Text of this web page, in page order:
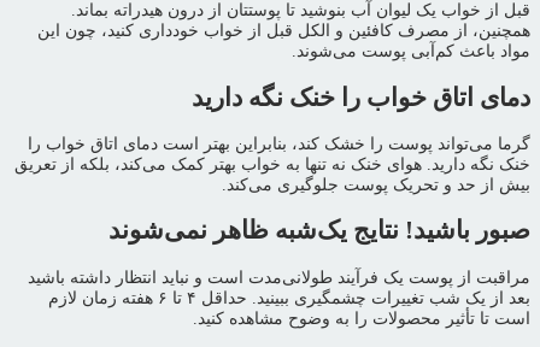
قبل از خواب یک لیوان آب بنوشید تا پوستتان از درون هیدراته بماند.
همچنین، از مصرف کافئین و الکل قبل از خواب خودداری کنید، چون این
مواد باعث کم‌آبی پوست می‌شوند.
دمای اتاق خواب را خنک نگه دارید
گرما می‌تواند پوست را خشک کند، بنابراین بهتر است دمای اتاق خواب را
خنک نگه دارید. هوای خنک نه تنها به خواب بهتر کمک می‌کند، بلکه از تعریق
بیش از حد و تحریک پوست جلوگیری می‌کند.
صبور باشید! نتایج یک‌شبه ظاهر نمی‌شوند
مراقبت از پوست یک فرآیند طولانی‌مدت است و نباید انتظار داشته باشید
بعد از یک شب تغییرات چشمگیری ببینید. حداقل ۴ تا ۶ هفته زمان لازم
است تا تأثیر محصولات را به وضوح مشاهده کنید.